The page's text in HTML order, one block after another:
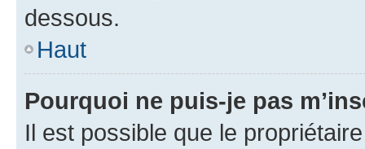
dessous.
Haut
Pourquoi ne puis-je pas
Il est possible que le